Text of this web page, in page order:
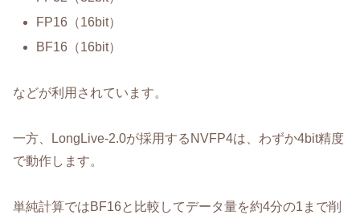
FP16（16bit）
BF16（16bit）
などが利用されています。
一方、LongLive-2.0が採用するNVFP4は、わずか4bit精度
で動作します。
単純計算ではBF16と比較してデータ量を約4分の1まで削